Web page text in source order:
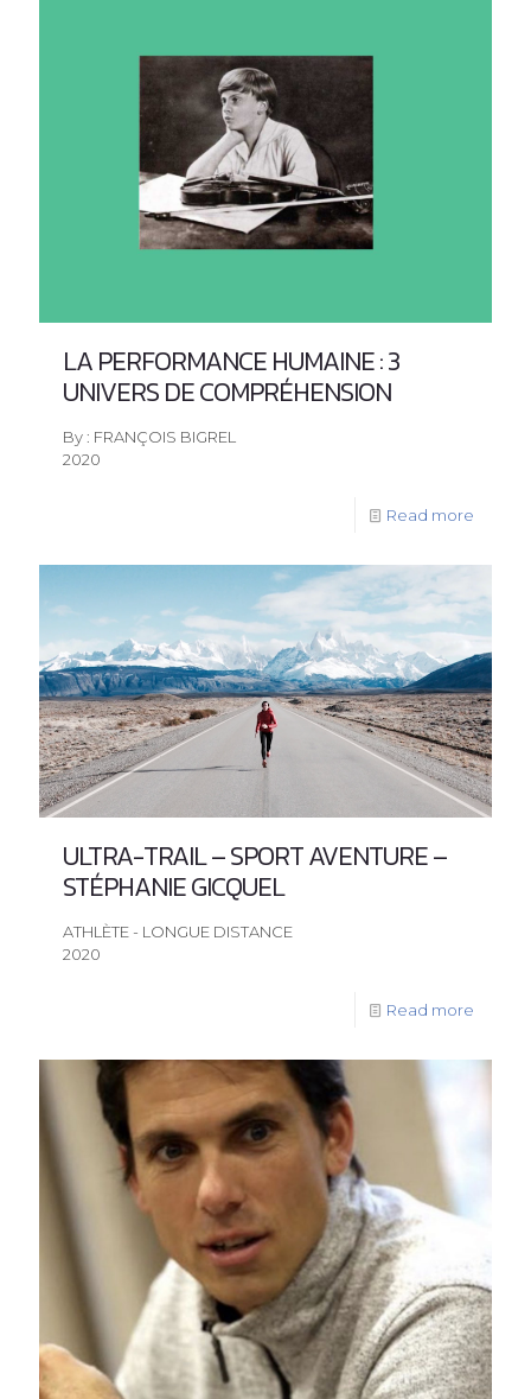
LA PERFORMANCE HUMAINE : 3
UNIVERS DE COMPRÉHENSION
By : FRANÇOIS BIGREL
2020
Read more
ULTRA-TRAIL – SPORT AVENTURE –
STÉPHANIE GICQUEL
ATHLÈTE - LONGUE DISTANCE
2020
Read more